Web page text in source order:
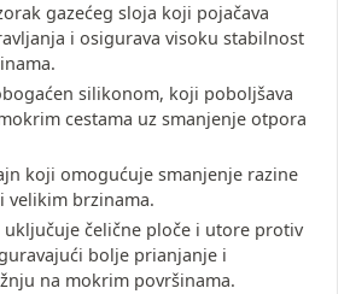
gazećeg sloja koji pojačava
i osigurava visoku stabilnost
silikonom, koji poboljšava
cestama uz smanjenje otpora
koji omogućuje smanjenje razine
velikim brzinama.
čelične ploče i utore protiv
bolje prianjanje i
na mokrim površinama.